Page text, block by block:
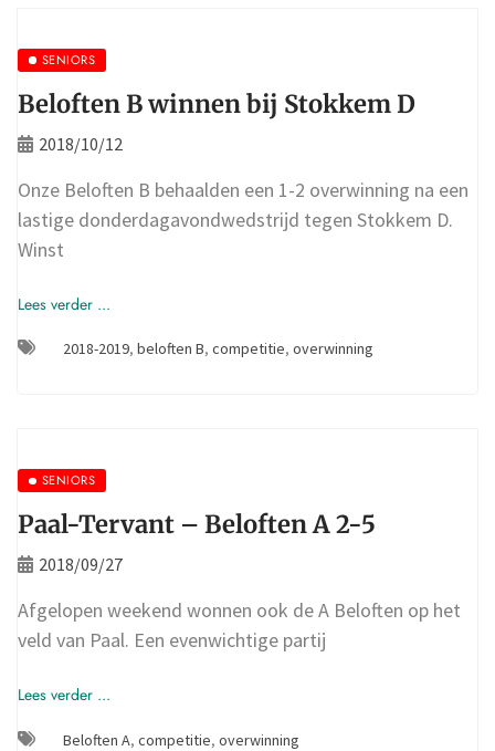
SENIORS
Beloften B winnen bij Stokkem D
2018/10/12
Onze Beloften B behaalden een 1-2 overwinning na een
lastige donderdagavondwedstrijd tegen Stokkem D.
Winst
Lees verder ...
2018-2019, beloften B, competitie, overwinning
SENIORS
Paal-Tervant – Beloften A 2-5
2018/09/27
Afgelopen weekend wonnen ook de A Beloften op het
veld van Paal. Een evenwichtige partij
Lees verder ...
Beloften A, competitie, overwinning